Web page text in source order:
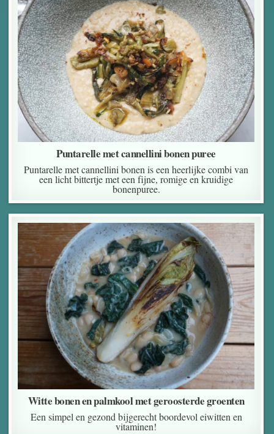
Puntarelle met cannellini bonen puree
Puntarelle met cannellini bonen is een heerlijke combi van
een licht bittertje met een fijne, romige en kruidige
bonenpuree.
Witte bonen en palmkool met geroosterde groenten
Een simpel en gezond bijgerecht boordevol eiwitten en
vitaminen!